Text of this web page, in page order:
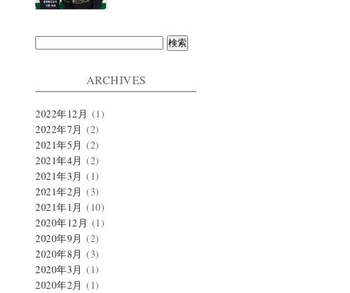
検
ARCHIVES
2022年12月 (1)
2022年7月 (2)
2021年5月 (2)
2021年4月 (2)
2021年3月 (1)
2021年2月 (3)
2021年1月 (10)
2020年12月 (1)
2020年9月 (2)
2020年8月 (3)
2020年3月 (1)
2020年2月 (1)